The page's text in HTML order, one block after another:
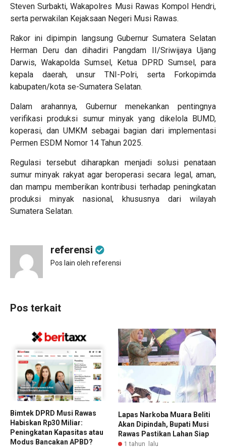
Steven Surbakti, Wakapolres Musi Rawas Kompol Hendri,
serta perwakilan Kejaksaan Negeri Musi Rawas.
Rakor ini dipimpin langsung Gubernur Sumatera Selatan
Herman Deru dan dihadiri Pangdam II/Sriwijaya Ujang
Darwis, Wakapolda Sumsel, Ketua DPRD Sumsel, para
kepala daerah, unsur TNI-Polri, serta Forkopimda
kabupaten/kota se-Sumatera Selatan.
Dalam arahannya, Gubernur menekankan pentingnya
verifikasi produksi sumur minyak yang dikelola BUMD,
koperasi, dan UMKM sebagai bagian dari implementasi
Permen ESDM Nomor 14 Tahun 2025.
Regulasi tersebut diharapkan menjadi solusi penataan
sumur minyak rakyat agar beroperasi secara legal, aman,
dan mampu memberikan kontribusi terhadap peningkatan
produksi minyak nasional, khususnya dari wilayah
Sumatera Selatan.
referensi
Pos lain oleh referensi
Pos terkait
Bimtek DPRD Musi Rawas
Habiskan Rp30 Miliar:
Peningkatan Kapasitas atau
Modus Bancakan APBD?
Lapas Narkoba Muara Beliti
Akan Dipindah, Bupati Musi
Rawas Pastikan Lahan Siap
1 tahun lalu